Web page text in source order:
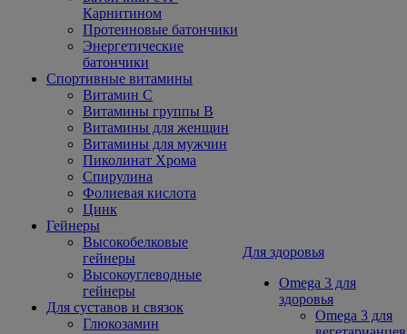
Карнитином
Протеиновые батончики
Энергетические
батончики
Спортивные витамины
Витамин С
Витамины группы В
Витамины для женщин
Витамины для мужчин
Пиколинат Хрома
Спирулина
Фолиевая кислота
Цинк
Гейнеры
Высокобелковые
гейнеры
Высокоуглеводные
гейнеры
Для суставов и связок
Глюкозамин
Для здоровья
Omega 3 для
здоровья
Omega 3 для